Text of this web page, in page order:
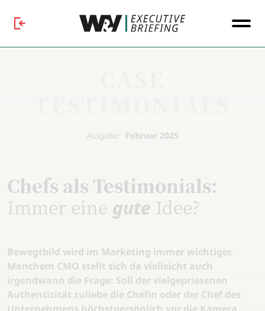
Ausgabe: Februar 2025
Chefs als Testimonials:
Immer eine gute Idee?
Bewegtbild wird im Marketing immer wichtiger.
Manchem CMO stellt sich da vielleicht auch
irgendwann die Frage: Soll der vielgepriesenen
Authentizität zuliebe die Chefin oder der Chef des